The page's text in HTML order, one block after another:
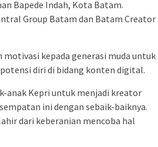
Bapede Indah, Kota Batam.
Group Batam dan Batam Creator
kepada generasi muda untuk
diri di bidang konten digital.
anak Kepri untuk menjadi kreator
ini dengan sebaik-baiknya.
dari keberanian mencoba hal